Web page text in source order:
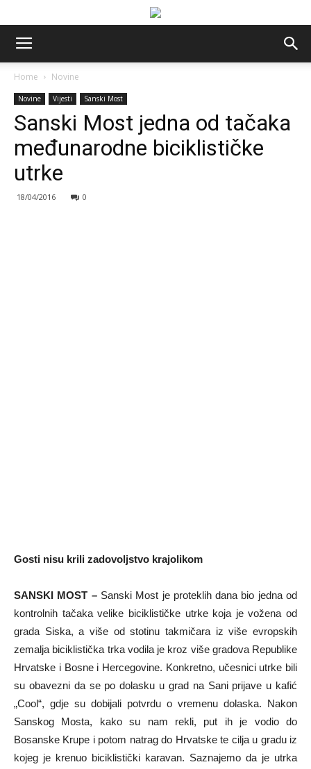
Home Novine
Novine Vijesti Sanski Most
Sanski Most jedna od tačaka
međunarodne biciklističke
utrke
18/04/2016 0
Gosti nisu krili zadovoljstvo krajolikom
SANSKI MOST –Sanski Most je proteklih dana bio jedna od
kontrolnih tačaka velike biciklističke utrke koja je vožena od
grada Siska, a više od stotinu takmičara iz više evropskih
zemalja biciklistička trka vodila je kroz više gradova Republike
Hrvatske i Bosne i Hercegovine. Konkretno, učesnici utrke bili
su obavezni da se po dolasku u grad na Sani prijave u kafić
„Cool“, gdje su dobijali potvrdu o vremenu dolaska. Nakon
Sanskog Mosta, kako su nam rekli, put ih je vodio do
Bosanske Krupe i potom natrag do Hrvatske te cilja u gradu iz
kojeg je krenuo biciklistički karavan. Saznajemo da je utrka